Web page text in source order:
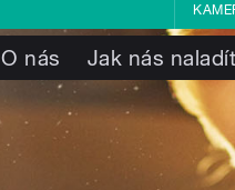
O nás Jak nás